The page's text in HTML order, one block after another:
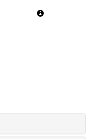
Toggle